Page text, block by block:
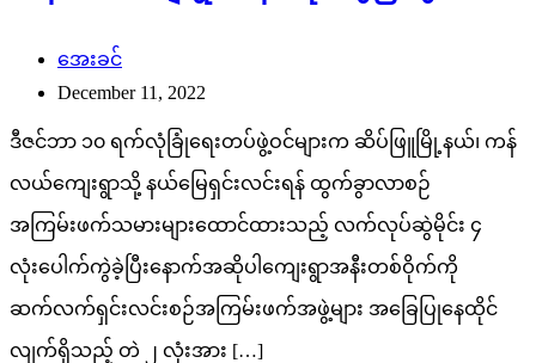
အေးခင်
December 11, 2022
ဒီဇင်ဘာ ၁၀ ရက်လုံခြုံရေးတပ်ဖွဲ့ဝင်များက ဆိပ်ဖြူမြို့နယ်၊ ကန်
လယ်ကျေးရွာသို့ နယ်မြေရှင်းလင်းရန် ထွက်ခွာလာစဉ်
အကြမ်းဖက်သမားများထောင်ထားသည့် လက်လုပ်ဆွဲမိုင်း ၄
လုံးပေါက်ကွဲခဲ့ပြီးနောက်အဆိုပါကျေးရွာအနီးတစ်ဝိုက်ကို
ဆက်လက်ရှင်းလင်းစဉ်အကြမ်းဖက်အဖွဲ့များ အခြေပြုနေထိုင်
လျက်ရှိသည့် တဲ ၂ လုံးအား […]